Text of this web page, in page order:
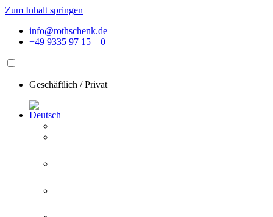
Zum Inhalt springen
info@rothschenk.de
+49 9335 97 15 – 0
Geschäftlich /Privat